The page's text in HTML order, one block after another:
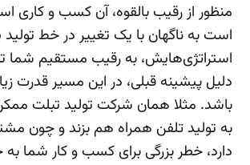
منظور از رقیب بالقوه، آن کسب و
است به ناگهان با یک تغییر در خط تولید
استراتژی‌هایش، به رقیب مستقیم شما
دلیل پیشینه قبلی، در این مسیر قدرت
باشد. مثلا همان شرکت تولید تبلت
به تولید تلفن همراه هم بزند و چون
دارد، خطر بزرگی برای کسب و کار شما